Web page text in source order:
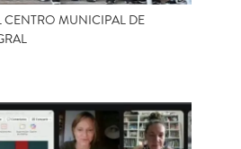
CENTRO MUNICIPAL DE